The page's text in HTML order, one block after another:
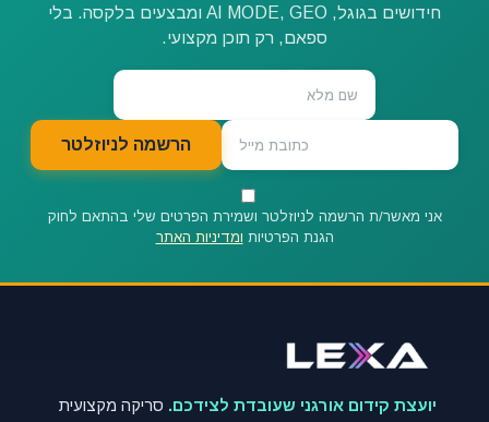
חידושים בגוגל, AI MODE, GEO ומבצעים בלקסה. בלי
ספאם, רק תוכן מקצועי.
הרשמה לניוזלטר
אני מאשר/ת הרשמה לניוזלטר ושמירת הפרטים שלי בהתאם לחוק
הגנת הפרטיות ומדיניות האתר
יועצת קידום אורגני שעובדת לצידכם. סריקה מקצועית